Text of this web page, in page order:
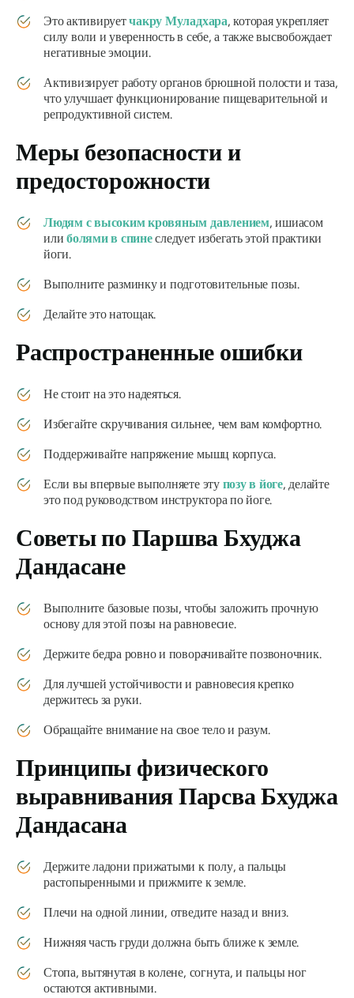
Это активируетчакру Муладхара, которая укрепляет
силу воли и уверенность в себе, а также высвобождает
негативные эмоции.
Активизирует работу органов брюшной полости и таза,
что улучшает функционирование пищеварительной и
репродуктивной систем.
Меры безопасности и
предосторожности
Людям с высоким кровяным давлением, ишиасом
илиболями в спинеследует избегать этой практики
йоги.
Выполните разминку и подготовительные позы.
Делайте это натощак.
Распространенные ошибки
Не стоит на это надеяться.
Избегайте скручивания сильнее, чем вам комфортно.
Поддерживайте напряжение мышц корпуса.
Если вы впервые выполняете эту позу в йоге, делайте
это под руководством инструктора по йоге.
Советы по Паршва Бхуджа
Дандасане
Выполните базовые позы, чтобы заложить прочную
основу для этой позы на равновесие.
Держите бедра ровно и поворачивайте позвоночник.
Для лучшей устойчивости и равновесия крепко
держитесь за руки.
Обращайте внимание на свое тело и разум.
Принципы физического
выравниванияПарсва Бхуджа
Дандасана
Держите ладони прижатыми к полу, а пальцы
растопыренными и прижмите к земле.
Плечи на одной линии, отведите назад и вниз.
Нижняя часть груди должна быть ближе к земле.
Стопа, вытянутая в колене, согнута, и пальцы ног
остаются активными.